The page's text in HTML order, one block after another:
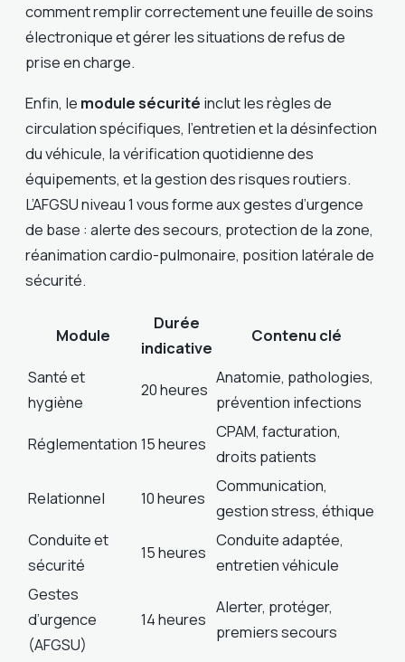
comment remplir correctement une feuille de soins
électronique et gérer les situations de refus de
prise en charge.
Enfin, le module sécurité inclut les règles de
circulation spécifiques, l’entretien et la désinfection
du véhicule, la vérification quotidienne des
équipements, et la gestion des risques routiers.
L’AFGSU niveau 1 vous forme aux gestes d’urgence
de base : alerte des secours, protection de la zone,
réanimation cardio-pulmonaire, position latérale de
sécurité.
Module
Durée
indicative
Contenu clé
Santé et
hygiène
20 heures
Anatomie, pathologies,
prévention infections
Réglementation 15 heures
CPAM, facturation,
droits patients
Relationnel
10 heures
Communication,
gestion stress, éthique
Conduite et
sécurité
15 heures
Conduite adaptée,
entretien véhicule
Gestes
d’urgence
(AFGSU)
14 heures
Alerter, protéger,
premiers secours